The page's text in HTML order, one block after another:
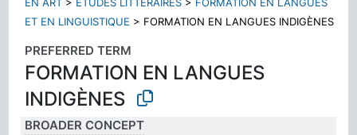
ET EN LINGUISTIQUE > FORMATION EN LANGUES INDIGÈNES
PREFERRED TERM
FORMATION EN LANGUES
INDIGÈNES
BROADER CONCEPT